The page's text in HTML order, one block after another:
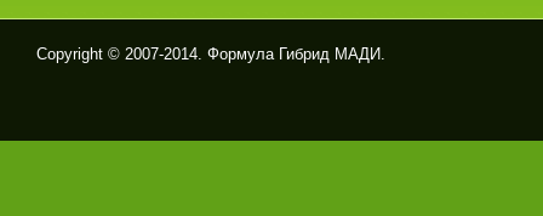
Copyright © 2007-2014. Формула Гибрид МАДИ.